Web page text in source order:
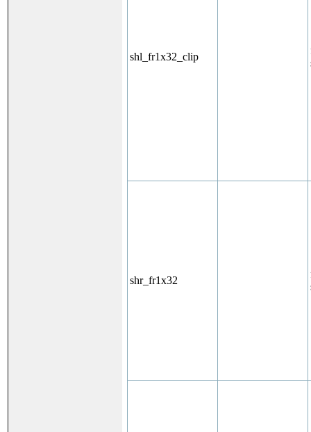
shl_fr1x32_clip
shr_fr1x32